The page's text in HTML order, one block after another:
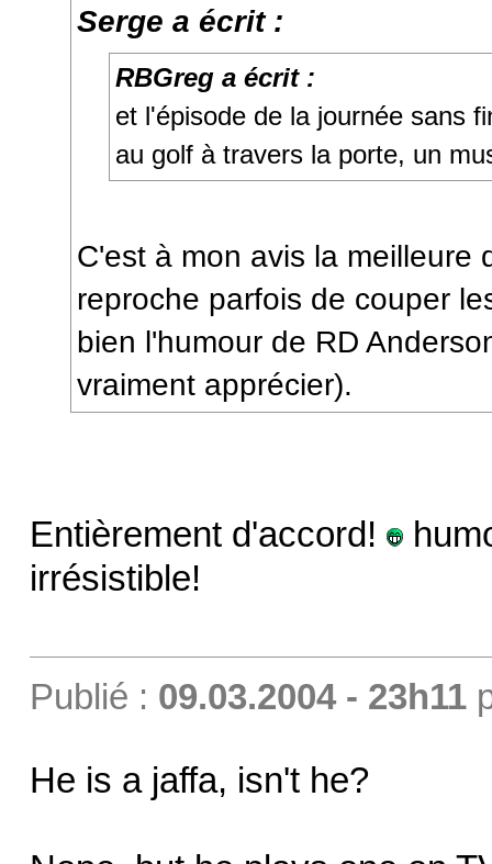
Serge a écrit :
RBGreg a écrit :
et l'épisode de la journée sans
au golf à travers la porte, un
C'est à mon avis la meilleure
reproche parfois de couper
bien l'humour de RD
vraiment apprécier).
Entièrement d'accord!
irrésistible!
Publié : 09.03.2004 - 23h11
He is a jaffa, isn't he?